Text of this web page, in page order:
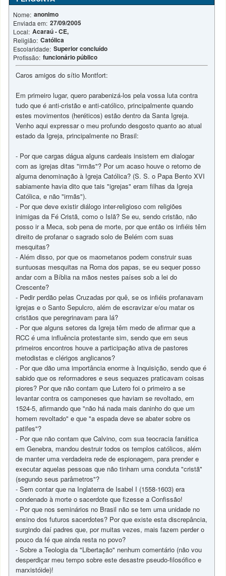
Nome: anonimo
Enviada em: 27/09/2005
Local: Acaraú - CE,
Religião: Católica
Escolaridade: Superior concluído
Profissão: funcionário público
Caros amigos do sítio Montfort:
Em primeiro lugar, quero parabenizá-los pela vossa luta contra
tudo que é anti-cristão e anti-católico, principalmente quando
estes movimentos (heréticos) estão dentro da Santa Igreja.
Venho aqui expressar o meu profundo desgosto quanto ao atual
estado da Igreja, principalmente no Brasil:
- Por que cargas dágua alguns cardeais insistem em dialogar
com as igrejas ditas "irmãs"? Por um acaso houve o retorno de
alguma denominação à Igreja Católica? (S. S. o Papa Bento XVI
sabiamente havia dito que tais "igrejas" eram filhas da Igreja
Católica, e não "irmãs").
- Por que deve existir diálogo inter-religioso com religiões
inimigas da Fé Cristã, como o Islã? Se eu, sendo cristão, não
posso ir a Meca, sob pena de morte, por que então os infiéis têm
direito de profanar o sagrado solo de Belém com suas
mesquitas?
- Além disso, por que os maometanos podem construir suas
suntuosas mesquitas na Roma dos papas, se eu sequer posso
andar com a Bíblia na mãos nestes países sob a lei do
Crescente?
- Pedir perdão pelas Cruzadas por quê, se os infiéis profanavam
igrejas e o Santo Sepulcro, além de escravizar e/ou matar os
cristãos que peregrinavam para lá?
- Por que alguns setores da Igreja têm medo de afirmar que a
RCC é uma influência protestante sim, sendo que em seus
primeiros encontros houve a participação ativa de pastores
metodistas e clérigos anglicanos?
- Por que dão uma importância enorme à Inquisição, sendo que é
sabido que os reformadores e seus sequazes praticavam coisas
piores? Por que não contam que Lutero foi o primeiro a se
levantar contra os camponeses que haviam se revoltado, em
1524-5, afirmando que "não há nada mais daninho do que um
homem revoltado" e que "a espada deve se abater sobre os
patifes"?
- Por que não contam que Calvino, com sua teocracia fanática
em Genebra, mandou destruir todos os templos católicos, além
de manter uma verdadeira rede de espionagem, para prender e
executar aquelas pessoas que não tinham uma conduta "cristã"
(segundo seus parâmetros"?
- Sem contar que na Inglaterra de Isabel I (1558-1603) era
condenado à morte o sacerdote que fizesse a Confissão!
- Por que nos seminários no Brasil não se tem uma unidade no
ensino dos futuros sacerdotes? Por que existe esta discrepância,
surgindo daí padres que, por muitas vezes, mais fazem perder o
pouco da fé que ainda resta no povo?
- Sobre a Teologia da "Libertação" nenhum comentário (não vou
desperdiçar meu tempo sobre este desastre pseudo-filosófico e
marxistóide)!